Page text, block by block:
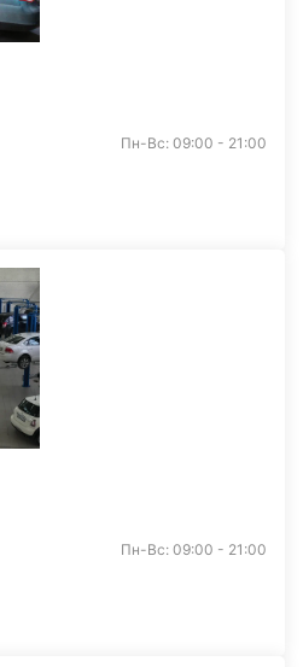
Пн-Вс: 09:00 - 21:00
Пн-Вс: 09:00 - 21:00